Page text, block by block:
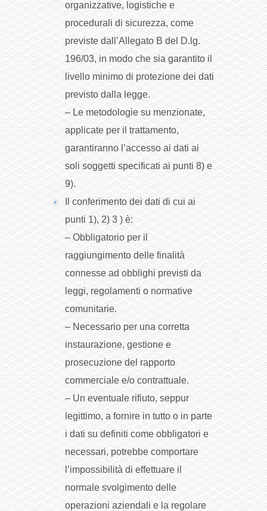
organizzative, logistiche e
procedurali di sicurezza, come
previste dall’Allegato B del D.lg.
196/03, in modo che sia garantito il
livello minimo di protezione dei dati
previsto dalla legge.
– Le metodologie su menzionate,
applicate per il trattamento,
garantiranno l’accesso ai dati ai
soli soggetti specificati ai punti 8) e
9).
Il conferimento dei dati di cui ai
punti 1), 2) 3 ) è:
– Obbligatorio per il
raggiungimento delle finalità
connesse ad obblighi previsti da
leggi, regolamenti o normative
comunitarie.
– Necessario per una corretta
instaurazione, gestione e
prosecuzione del rapporto
commerciale e/o contrattuale.
– Un eventuale rifiuto, seppur
legittimo, a fornire in tutto o in parte
i dati su definiti come obbligatori e
necessari, potrebbe comportare
l’impossibilità di effettuare il
normale svolgimento delle
operazioni aziendali e la regolare